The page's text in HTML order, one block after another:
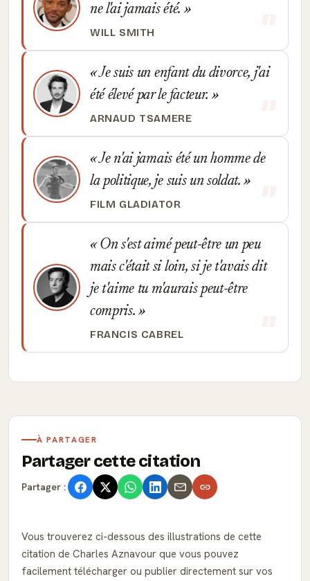
ne l'ai jamais été.
WILL SMITH
Je suis un enfant du divorce, j'ai
été élevé par le facteur.
ARNAUD TSAMERE
Je n'ai jamais été un homme de
la politique, je suis un soldat.
FILM GLADIATOR
On s'est aimé peut-être un peu
mais c'était si loin, si je t'avais dit
je t'aime tu m'aurais peut-être
compris.
FRANCIS CABREL
À PARTAGER
Partager cette citation
Partager :
Vous trouverez ci-dessous des illustrations de cette
citation de Charles Aznavour que vous pouvez
facilement télécharger ou publier directement sur vos